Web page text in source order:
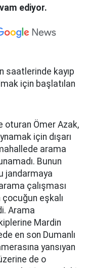
ediyor.
saatlerinde kayıp
için başlatılan
oturan Ömer Azak,
için dışarı
arama
Bunun
jandarmaya
çalışması
eşkalı
Arama
Mardin
en son Dumanlı
yansıyan
de o